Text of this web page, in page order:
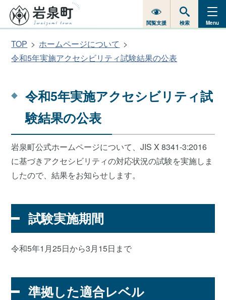
閲覧支援 検索 Menu
TOP
ホームページについて
令和5年実施アクセシビリティ試験結果の公表
令和5年実施アクセシビリティ試
験結果の公表
岩泉町公式ホームページについて、JIS X 8341-3:2016
に基づきアクセシビリティの対応状況の試験を実施しま
したので、結果をお知らせします。
試験実施期間
令和5年1月25日から3月15日まで
準拠した適合レベル